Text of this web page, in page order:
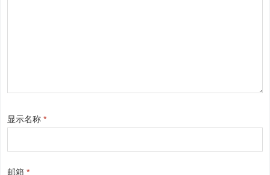
显示名称*
邮箱*